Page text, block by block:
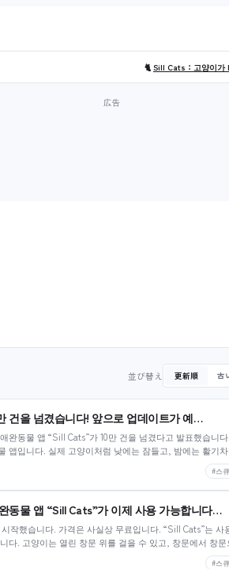
🐈Sill Cats：고양이가
並び替え 更新順 古
건을 넘겼습니다! 앞으로 업데이트가 예…
완동물 앱 “Sill Cats”가 10만 건을 넘겼다고 발표했습니
입니다. 실제 고양이처럼 낮에는 잠들고, 밤에는 활기차
같은 행동으로, 실제 고양이의 변덕스러운 본성을 경험할
#스
동물 앱 “Sill Cats”가 이제 사용 가능합니다…
작했습니다. 가격은 사실상 무료입니다. “Sill Cats”는 사
. 고양이는 열린 창문 위를 걸을 수 있고, 창문에서 창문
자고, 마우스 커서 움직임에 반응해 더 가까이 다가갈…
#스